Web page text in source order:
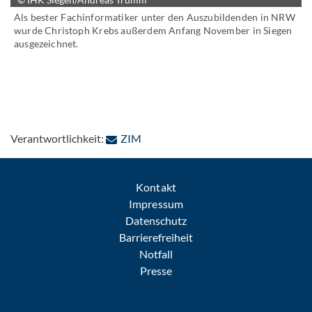
Als bester Fachinformatiker unter den Auszubildenden in NRW
wurde Christoph Krebs außerdem Anfang November in Siegen
ausgezeichnet.
Verantwortlichkeit: ZIM
Kontakt
Impressum
Datenschutz
Barrierefreiheit
Notfall
Presse